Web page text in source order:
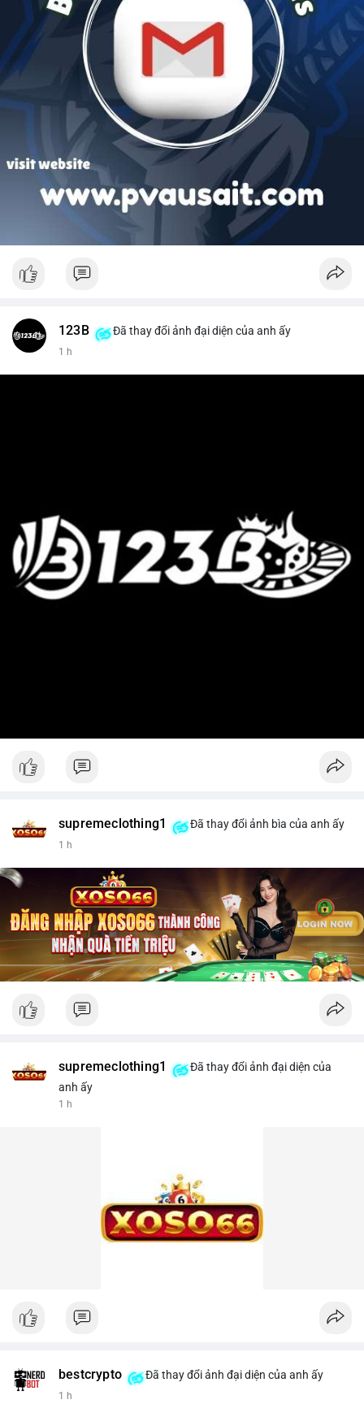
123B Đã thay đổi ảnh đại diện của anh ấy
1 h
supremeclothing1 Đã thay đổi ảnh bìa của anh ấy
1 h
supremeclothing1
Đã thay đổi ảnh đại diện của
anh ấy
1 h
bestcrypto Đã thay đổi ảnh đại diện của anh ấy
1 h